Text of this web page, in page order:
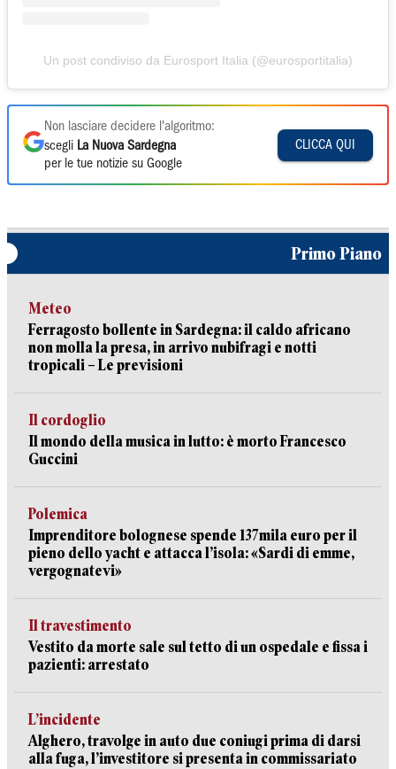
Un post condiviso da Eurosport Italia (@eurosportitalia)
Non lasciare decidere l'algoritmo:
scegli La Nuova Sardegna
per le tue notizie su Google
CLICCA QUI
Primo Piano
Meteo
Ferragosto bollente in Sardegna: il caldo africano
non molla la presa, in arrivo nubifragi e notti
tropicali – Le previsioni
Il cordoglio
Il mondo della musica in lutto: è morto Francesco
Guccini
Polemica
Imprenditore bolognese spende 137mila euro per il
pieno dello yacht e attacca l’isola: «Sardi di emme,
vergognatevi»
Il travestimento
Vestito da morte sale sul tetto di un ospedale e fissa i
pazienti: arrestato
L’incidente
Alghero, travolge in auto due coniugi prima di darsi
alla fuga, l’investitore si presenta in commissariato